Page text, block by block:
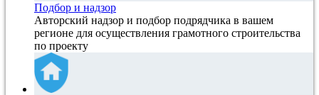
Подбор и надзор
Авторский надзор и подбор подрядчика в вашем
регионе для осуществления грамотного строительства
по проекту